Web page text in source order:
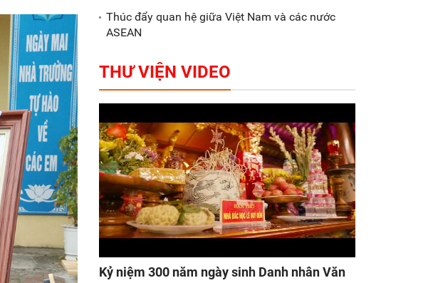
Thúc đẩy quan hệ giữa Việt Nam và các nước
ASEAN
THƯ VIỆN VIDEO
Kỷ niệm 300 năm ngày sinh Danh nhân Văn